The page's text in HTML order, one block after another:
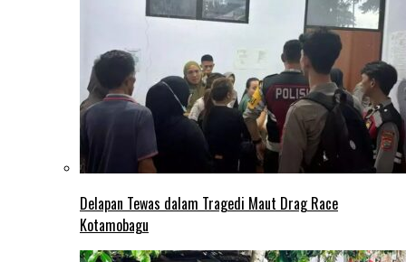
Delapan Tewas dalam Tragedi Maut Drag Race
Kotamobagu